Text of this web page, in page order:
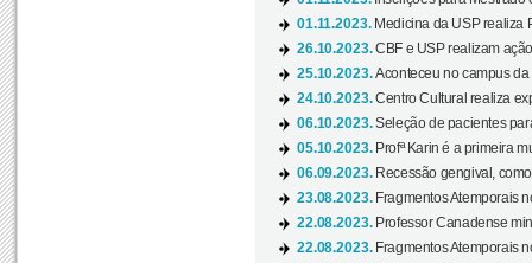
01.11.2023. Medicina da USP realiza
26.10.2023.CBF e USP realizam
25.10.2023.Aconteceu no campus da
24.10.2023.Centro Cultural realiza
06.10.2023.Seleção de pacientes
05.10.2023. Profª Karin é a primeira
06.09.2023. Recessão gengival,
23.08.2023. Fragmentos Atemporais
22.08.2023. Professor Canadense
22.08.2023. Fragmentos Atemporais